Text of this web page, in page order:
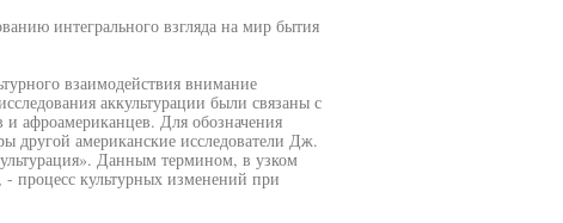
интегрального взгляда на мир бытия
взаимодействия внимание
аккультурации были связаны с
и афроамериканцев. Для обозначения
другой американские исследователи Дж.
Данным термином, в узком
процесс культурных изменений при